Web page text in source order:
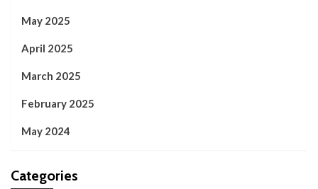
May 2025
April 2025
March 2025
February 2025
May 2024
Categories